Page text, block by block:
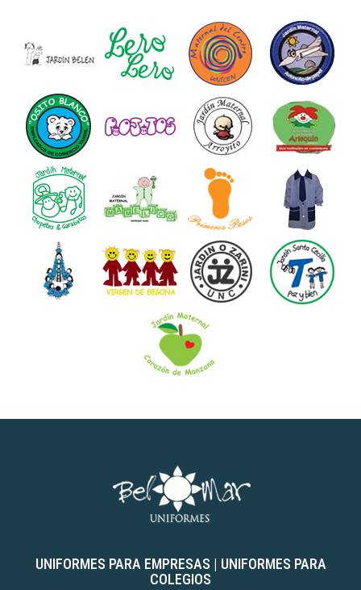
UNIFORMES PARA EMPRESAS | UNIFORMES PARA
COLEGIOS